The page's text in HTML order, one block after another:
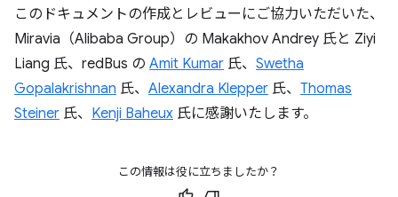
このドキュメントの作成とレビューにご協力いただいた、
Miravia（Alibaba Group）の Makakhov Andrey 氏と Ziyi
Liang 氏、redBus の Amit Kumar 氏、 Swetha
Gopalakrishnan 氏、 Alexandra Klepper 氏、 Thomas
Steiner 氏、 Kenji Baheux 氏に感謝いたします。
この情報は役に立ちましたか？